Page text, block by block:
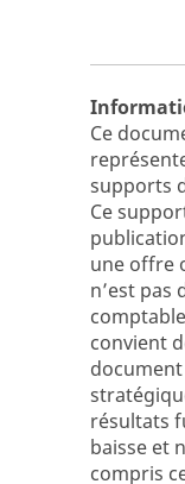
Ce
supports
Ce
une offre
n’est pas
convient
résultats
baisse et
compris